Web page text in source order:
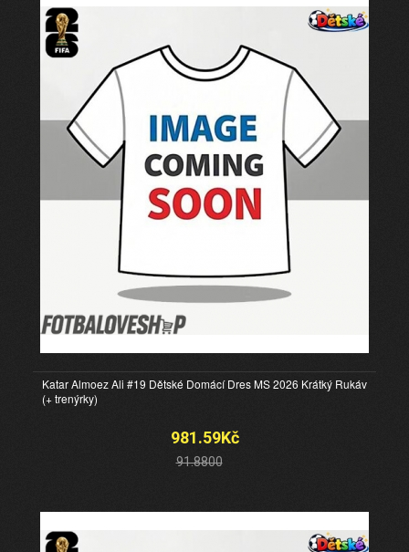
Katar Almoez Ali #19 Dětské Domácí Dres MS 2026 Krátký Rukáv
(+ trenýrky)
981.59Kč
91.8800